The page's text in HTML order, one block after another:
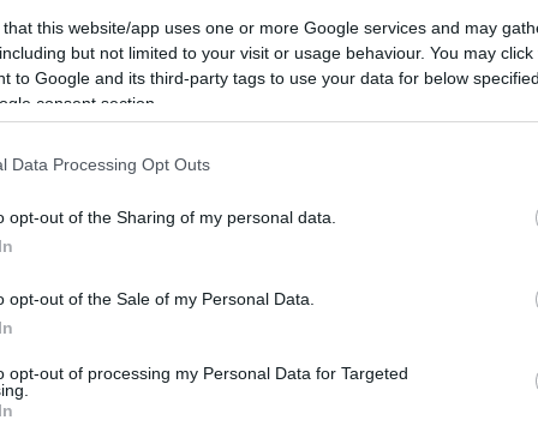
that this website/app uses one or more Google services and may
but not limited to your visit or usage behaviour. You may
to Google and its third-party tags to use your data for below
consent section.
Data Processing Opt Outs
opt-out of the Sharing of my personal data.
opt-out of the Sale of my Personal Data.
opt-out of processing my Personal Data for Targeted
(vendég: Sakman, retrohardvergyűjtő)
Buttinger Gergely játékzeneszerző, grafikus)
Hancu)
története(vendégek: Sasa és Mazur)
Szakáll Ferenc és Györei Viktor a Zen Studiostól)
Tamás, egykori CTO)
Mazur)
Shy és Chris)
Sasa és Hancu)
dr. Polgár Patricia, pszichiáter-pszichoterapeuta)
(vendégek: Empe és Lóri, a REC-ek,
Szikszai Gábor grafikus)
Mackó a Gamer365-től)
Molnibalage)
40 éve